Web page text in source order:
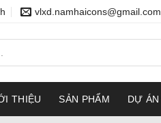
vlxd.namhaicons@gmail.com
THIỆU SẢN PHẨM DỰ ÁN